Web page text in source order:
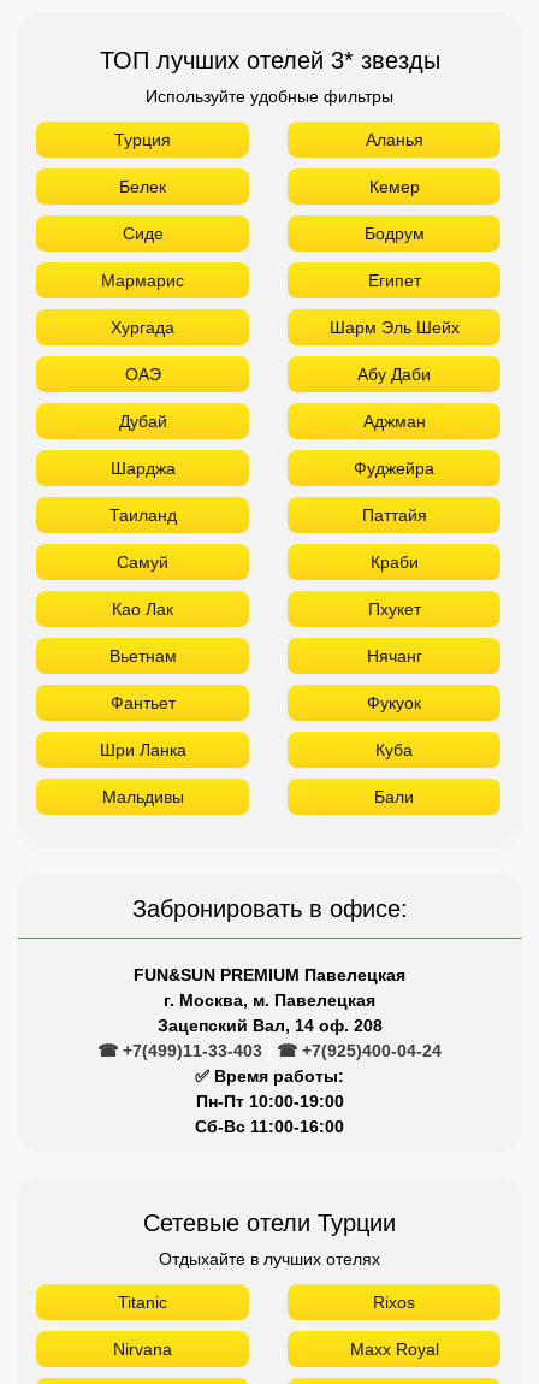
ТОП лучших отелей 3* звезды
Используйте удобные фильтры
Турция Аланья
Белек Кемер
Сиде Бодрум
Мармарис Египет
Хургада Шарм Эль Шейх
ОАЭ Абу Даби
Дубай Аджман
Шарджа Фуджейра
Таиланд Паттайя
Самуй Краби
Као Лак Пхукет
Вьетнам Нячанг
Фантьет Фукуок
Шри Ланка Куба
Мальдивы Бали
Забронировать в офисе:
FUN&SUN PREMIUM Павелецкая
г. Москва, м. Павелецкая
Зацепский Вал, 14 оф. 208
☎ +7(499)11-33-403
☎ +7(925)400-04-24
✅ Время работы:
Пн-Пт 10:00-19:00
Сб-Вс 11:00-16:00
Сетевые отели Турции
Отдыхайте в лучших отелях
Titanic Rixos
Nirvana Maxx Royal